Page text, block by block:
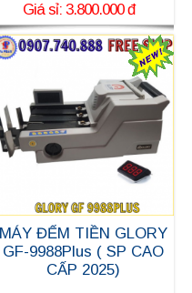
Giá sỉ: 3.800.000 đ
MÁY ĐẾM TIỀN GLORY
GF-9988Plus ( SP CAO
CẤP 2025)